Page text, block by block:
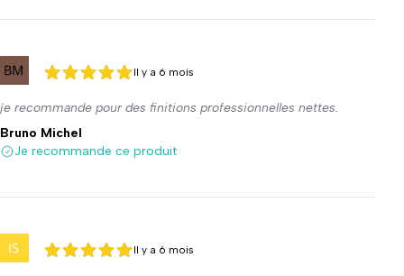
5 sur 5
5 sur 5
Il y a 6 mois
je recommande pour des finitions professionnelles nettes.
Bruno Michel
Je recommande ce produit
5 sur 5
5 sur 5
Il y a 6 mois